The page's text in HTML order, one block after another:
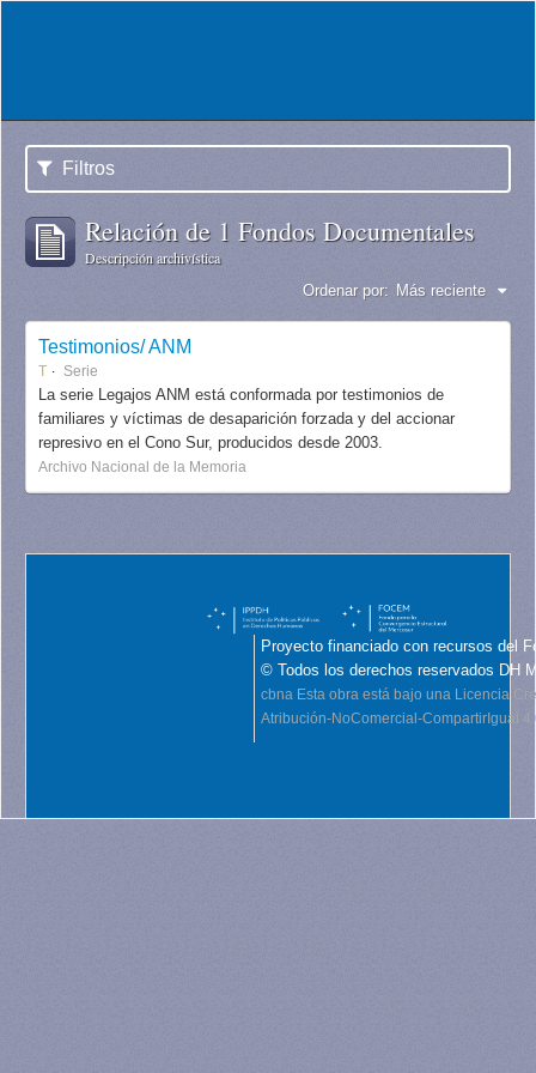
Filtros
Relación de 1 Fondos Documentales
Descripción archivística
Ordenar por: Más reciente
Testimonios/ ANM
T Serie
La serie Legajos ANM está conformada por testimonios de
familiares y víctimas de desaparición forzada y del accionar
represivo en el Cono Sur, producidos desde 2003.
Archivo Nacional de la Memoria
Proyecto financiado con recursos del
© Todos los derechos reservados DH
cbna Esta obra está bajo una Licencia
Atribución-NoComercial-CompartirIgual